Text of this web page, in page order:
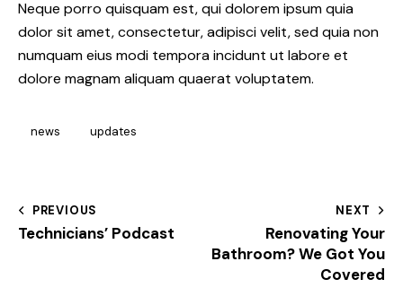
Neque porro quisquam est, qui dolorem ipsum quia
dolor sit amet, consectetur, adipisci velit, sed quia non
numquam eius modi tempora incidunt ut labore et
dolore magnam aliquam quaerat voluptatem.
news updates
PREVIOUS
Technicians’ Podcast
NEXT
Renovating Your
Bathroom? We Got You
Covered